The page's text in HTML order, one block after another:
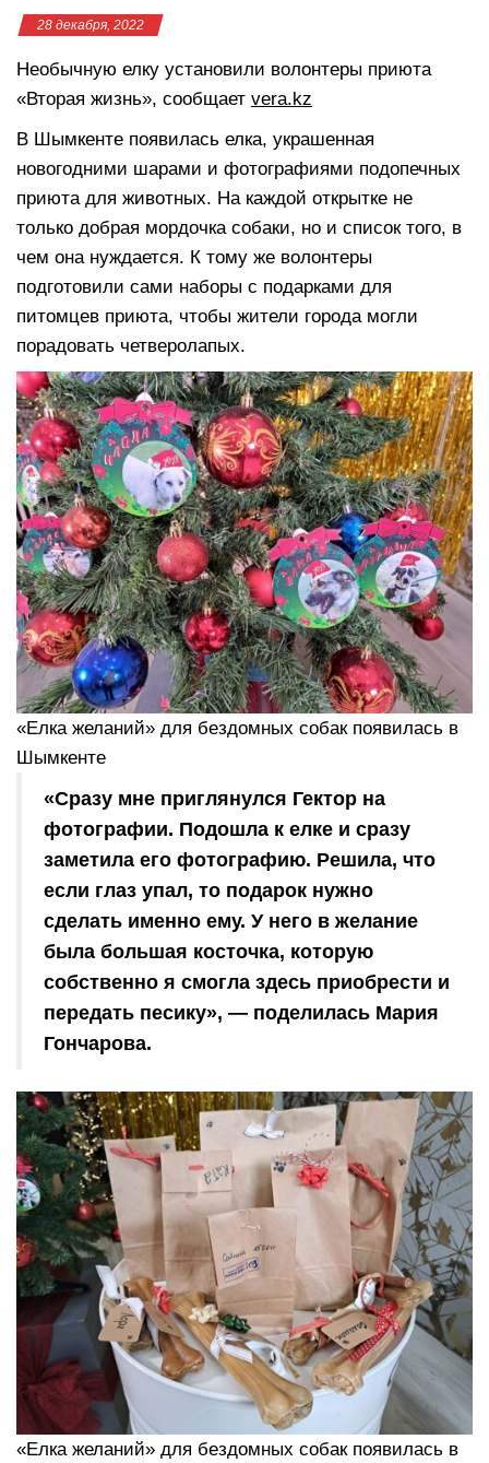
28 декабря, 2022
Необычную елку установили волонтеры приюта
«Вторая жизнь», сообщает vera.kz
В Шымкенте появилась елка, украшенная
новогодними шарами и фотографиями подопечных
приюта для животных. На каждой открытке не
только добрая мордочка собаки, но и список того, в
чем она нуждается. К тому же волонтеры
подготовили сами наборы с подарками для
питомцев приюта, чтобы жители города могли
порадовать четверолапых.
«Елка желаний» для бездомных собак появилась в
Шымкенте
«Сразу мне приглянулся Гектор на
фотографии. Подошла к елке и сразу
заметила его фотографию. Решила, что
если глаз упал, то подарок нужно
сделать именно ему. У него в желание
была большая косточка, которую
собственно я смогла здесь приобрести и
передать песику», — поделилась Мария
Гончарова.
«Елка желаний» для бездомных собак появилась в